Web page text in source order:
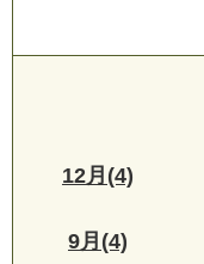
12月(4)
9月(4)